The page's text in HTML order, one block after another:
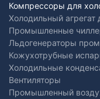
Компрессоры для
Холодильный
Промышленные
Льдогенераторы
Кожухотрубные
Холодильные
Вентиляторы
Промышленный